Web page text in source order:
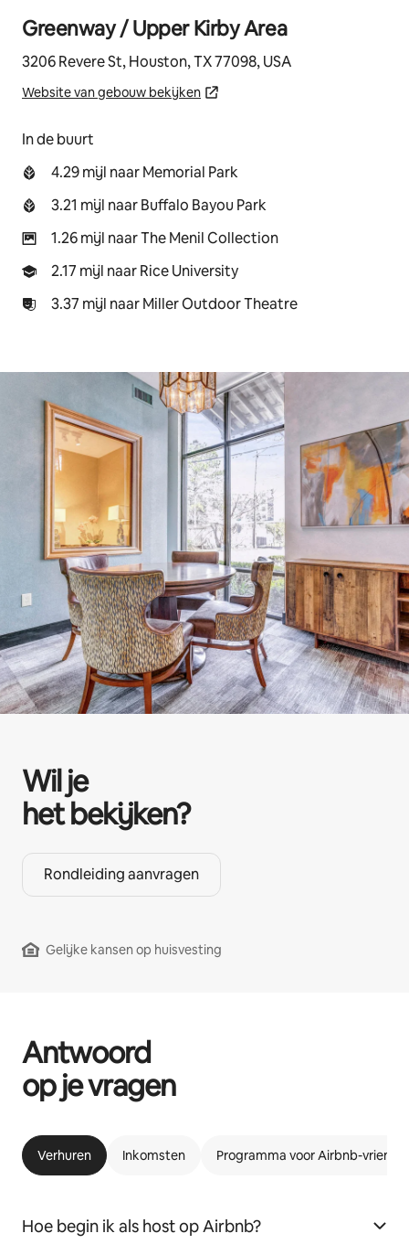
Greenway / Upper Kirby Area
3206 Revere St, Houston, TX 77098, USA
Website van gebouw bekijken
In de buurt
4.29 mijl naar Memorial Park
3.21 mijl naar Buffalo Bayou Park
1.26 mijl naar The Menil Collection
2.17 mijl naar Rice University
3.37 mijl naar Miller Outdoor Theatre
Wil je
het bekijken?
Rondleiding aanvragen
Gelijke kansen op huisvesting
Antwoord
op je vragen
Verhuren Inkomsten Programma voor Airbnb-
Hoe begin ik als host op Airbnb?